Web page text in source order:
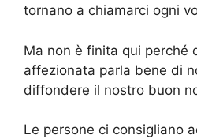
tornano a chiamarci ogni
Ma non è finita qui perché
affezionata parla bene di
diffondere il nostro buon
Le persone ci consigliano